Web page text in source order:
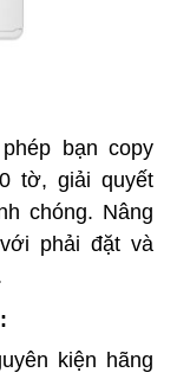
bạn copy
tờ, giải quyết
chóng. Nâng
phải đặt và
kiện hãng